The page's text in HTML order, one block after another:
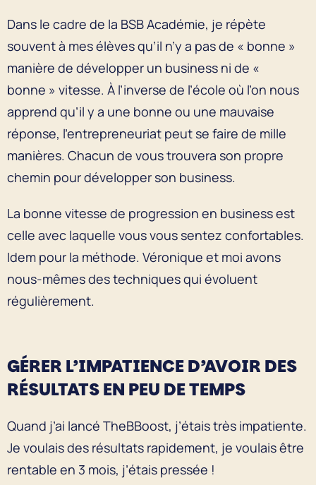
Dans le cadre de la BSB Académie, je répète
souvent à mes élèves qu’il n’y a pas de « bonne »
manière de développer un business ni de «
bonne » vitesse. À l’inverse de l’école où l’on nous
apprend qu’il y a une bonne ou une mauvaise
réponse, l’entrepreneuriat peut se faire de mille
manières. Chacun de vous trouvera son propre
chemin pour développer son business.
La bonne vitesse de progression en business est
celle avec laquelle vous vous sentez confortables.
Idem pour la méthode. Véronique et moi avons
nous-mêmes des techniques qui évoluent
régulièrement.
GÉRER L’IMPATIENCE D’AVOIR DES
RÉSULTATS EN PEU DE TEMPS
Quand j’ai lancé TheBBoost, j’étais très impatiente.
Je voulais des résultats rapidement, je voulais être
rentable en 3 mois, j’étais pressée !